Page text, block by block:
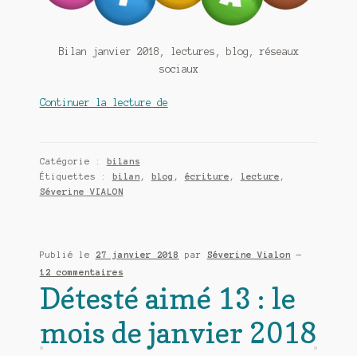
Bilan janvier 2018, lectures, blog, réseaux
sociaux
Continuer la lecture deBilan
blog,
Catégorie : bilans
Étiquettes : bilan , blog , écriture , lecture ,
Séverine VIALON
Publié le 27 janvier 2018 par Séverine Vialon
—
12 commentaires
Détesté aimé 13 : le
mois de janvier 2018